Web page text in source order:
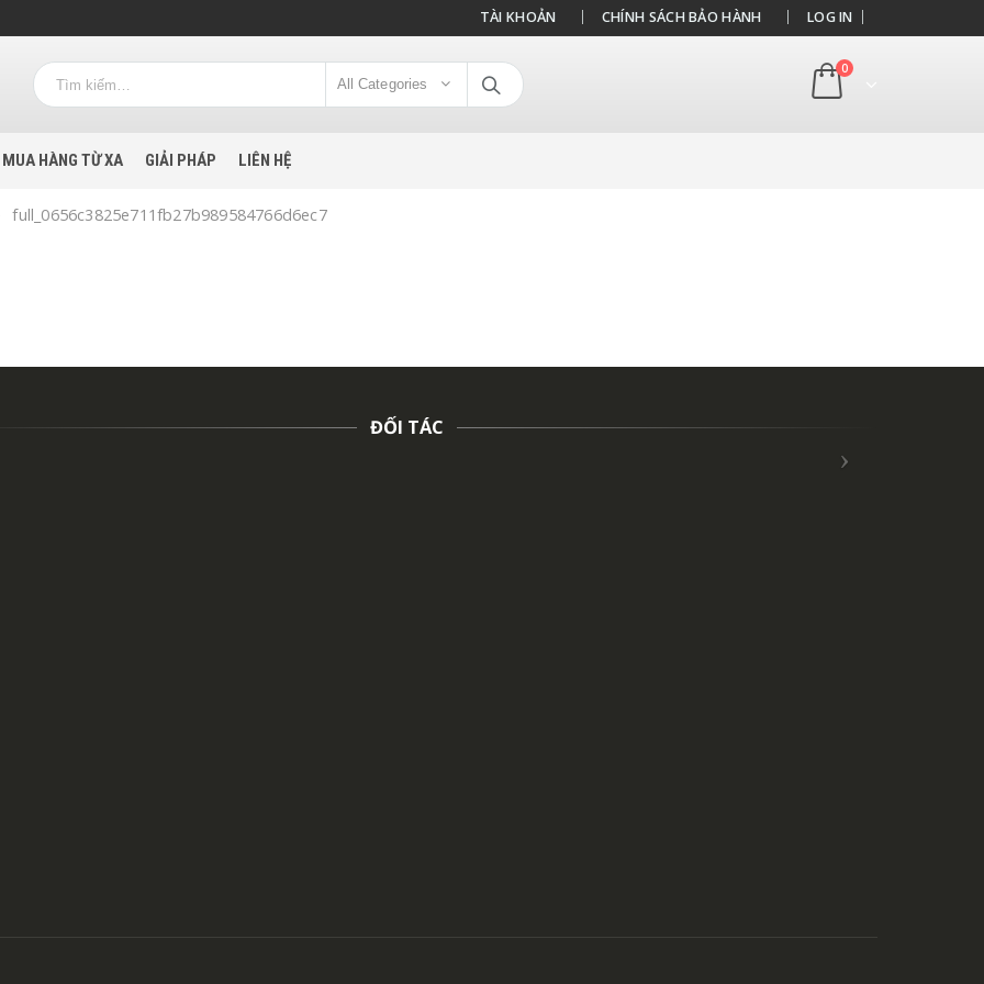
TÀI KHOẢN CHÍNH SÁCH BẢO HÀNH LOG IN
All Categories
0
MUA HÀNG TỪ XA GIẢI PHÁP LIÊN HỆ
full_0656c3825e711fb27b989584766d6ec7
ĐỐI TÁC